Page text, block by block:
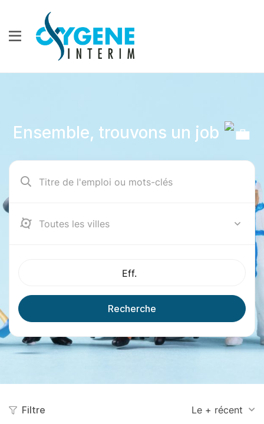
Ensemble, trouvons un job
12000
Eff.
Recherche
Filtre Le + récent